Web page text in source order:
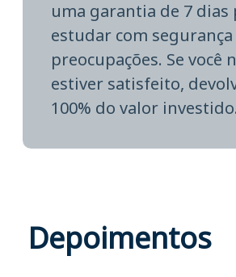
uma garantia de 7 dias
estudar com segurança
preocupações. Se você
estiver satisfeito,
100% do valor investido.
Depoimentos